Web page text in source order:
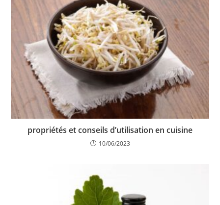
propriétés et conseils d’utilisation en cuisine
10/06/2023